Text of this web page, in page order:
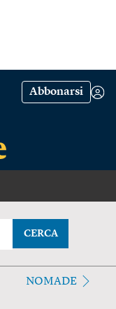
Abbonarsi
CERCA
NOMADE